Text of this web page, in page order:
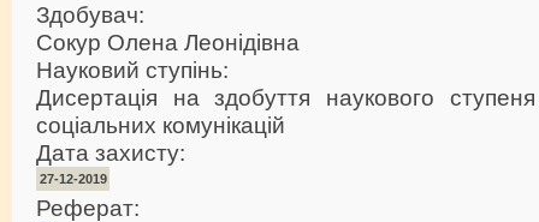
Здобувач:
Сокур Олена Леонідівна
Науковий ступінь:
Дисертація на здобуття наукового
соціальних комунікацій
Дата захисту:
27-12-2019
Реферат: